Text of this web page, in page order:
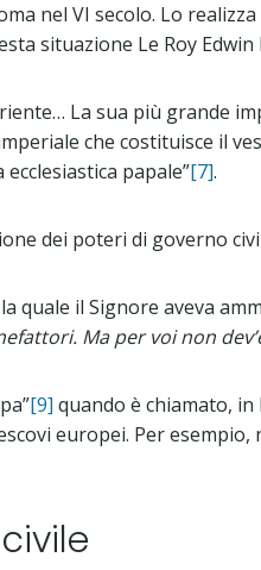
nel VI secolo. Lo
situazione Le Roy Edwin
La sua più grande
che costituisce il
papale”[7].
dei poteri di governo
quale il Signore aveva
Ma per voi non
[9] quando è chiamato, in
europei. Per esempio,